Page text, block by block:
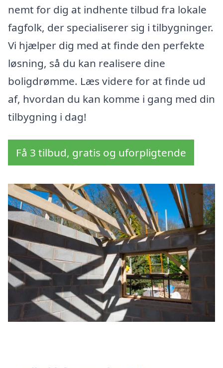
nemt for dig at indhente tilbud fra lokale
fagfolk, der specialiserer sig i tilbygninger.
Vi hjælper dig med at finde den perfekte
løsning, så du kan realisere dine
boligdrømme. Læs videre for at finde ud
af, hvordan du kan komme i gang med din
tilbygning i dag!
Få 3 tilbud, gratis og uforpligtende